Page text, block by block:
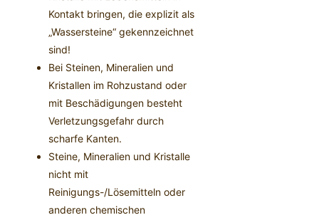
Kontakt bringen, die explizit als
„Wassersteine“ gekennzeichnet
sind!
Bei Steinen, Mineralien und
Kristallen im Rohzustand oder
mit Beschädigungen besteht
Verletzungsgefahr durch
scharfe Kanten.
Steine, Mineralien und Kristalle
nicht mit
Reinigungs-/Lösemitteln oder
anderen chemischen